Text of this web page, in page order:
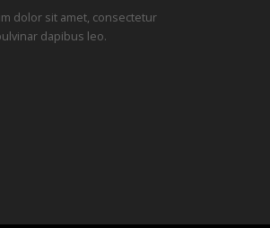
dolor sit amet, consectetur
dapibus leo.